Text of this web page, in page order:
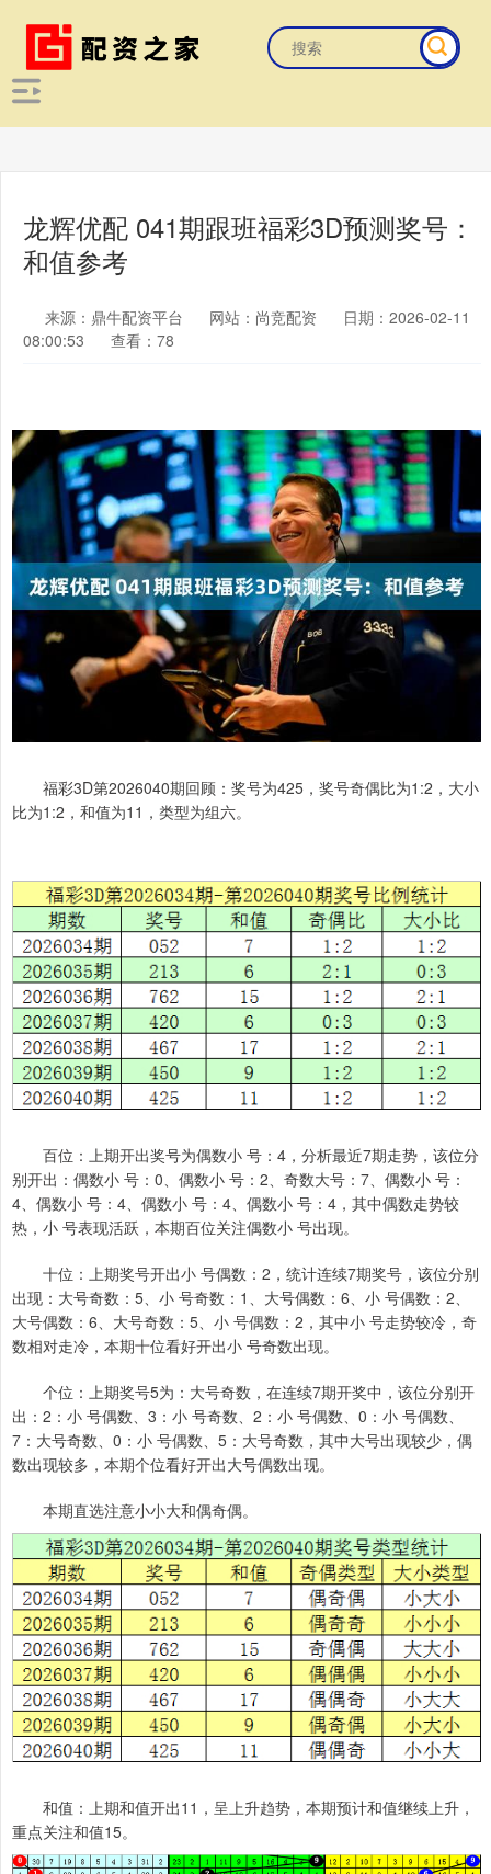
龙辉优配 041期跟班福彩3D预测奖号：
和值参考
来源：鼎牛配资平台 网站：尚竞配资
日期：2026-02-11
08:00:53
查看：78
福彩3D第2026040期回顾：奖号为425，奖号奇偶比为1:2，大小
比为1:2，和值为11，类型为组六。
百位：上期开出奖号为偶数小 号：4，分析最近7期走势，该位分
别开出：偶数小 号：0、偶数小 号：2、奇数大号：7、偶数小 号：
4、偶数小 号：4、偶数小 号：4、偶数小 号：4，其中偶数走势较
热，小 号表现活跃，本期百位关注偶数小 号出现。
十位：上期奖号开出小 号偶数：2，统计连续7期奖号，该位分别
出现：大号奇数：5、小 号奇数：1、大号偶数：6、小 号偶数：2、
大号偶数：6、大号奇数：5、小 号偶数：2，其中小 号走势较冷，奇
数相对走冷，本期十位看好开出小 号奇数出现。
个位：上期奖号5为：大号奇数，在连续7期开奖中，该位分别开
出：2：小 号偶数、3：小 号奇数、2：小 号偶数、0：小 号偶数、
7：大号奇数、0：小 号偶数、5：大号奇数，其中大号出现较少，偶
数出现较多，本期个位看好开出大号偶数出现。
本期直选注意小小大和偶奇偶。
和值：上期和值开出11，呈上升趋势，本期预计和值继续上升，
重点关注和值15。